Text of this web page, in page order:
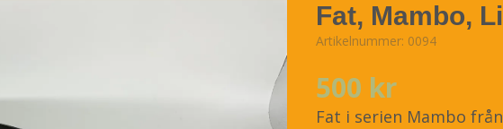
Fat, Mambo,
Artikelnummer: 0094
500 kr
Fat i serien Mambo